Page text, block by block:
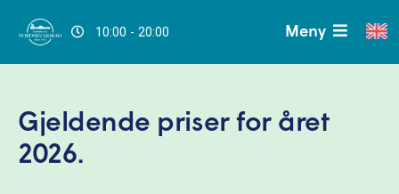
10:00 - 20:00 Meny
Gjeldende priser for året
2026.